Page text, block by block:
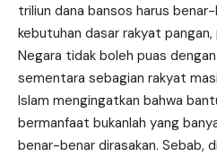
triliun dana bansos harus
kebutuhan dasar rakyat pangan,
Negara tidak boleh puas
sementara sebagian rakyat
Islam mengingatkan bahwa
bermanfaat bukanlah yang
benar-benar dirasakan. Sebab,